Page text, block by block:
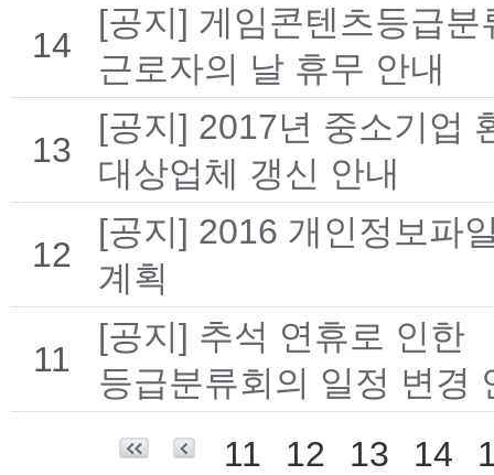
14
[공지] 게임콘텐츠등급분
근로자의 날 휴무 안내
13
[공지] 2017년 중소기업
대상업체 갱신 안내
12
[공지] 2016 개인정보파
계획
11
[공지] 추석 연휴로 인한
등급분류회의 일정 변경
11
12 13 14